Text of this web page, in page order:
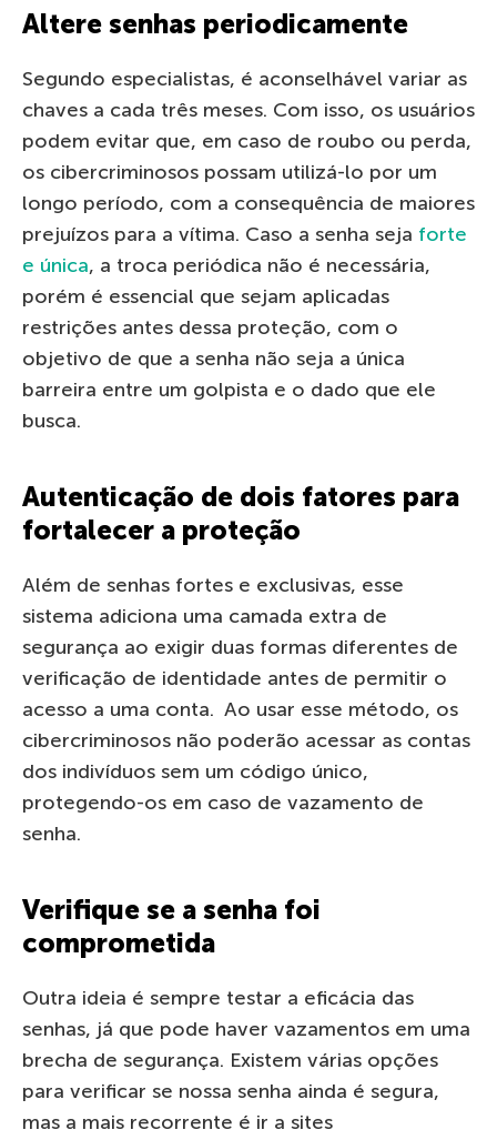
Altere senhas periodicamente
Segundo especialistas, é aconselhável variar as
chaves a cada três meses. Com isso, os usuários
podem evitar que, em caso de roubo ou perda,
os cibercriminosos possam utilizá-lo por um
longo período, com a consequência de maiores
prejuízos para a vítima. Caso a senha seja forte
e única, a troca periódica não é necessária,
porém é essencial que sejam aplicadas
restrições antes dessa proteção, com o
objetivo de que a senha não seja a única
barreira entre um golpista e o dado que ele
busca.
Autenticação de dois fatores para
fortalecer a proteção
Além de senhas fortes e exclusivas, esse
sistema adiciona uma camada extra de
segurança ao exigir duas formas diferentes de
verificação de identidade antes de permitir o
acesso a uma conta. Ao usar esse método, os
cibercriminosos não poderão acessar as contas
dos indivíduos sem um código único,
protegendo-os em caso de vazamento de
senha.
Verifique se a senha foi
comprometida
Outra ideia é sempre testar a eficácia das
senhas, já que pode haver vazamentos em uma
brecha de segurança. Existem várias opções
para verificar se nossa senha ainda é segura,
mas a mais recorrente é ir a sites